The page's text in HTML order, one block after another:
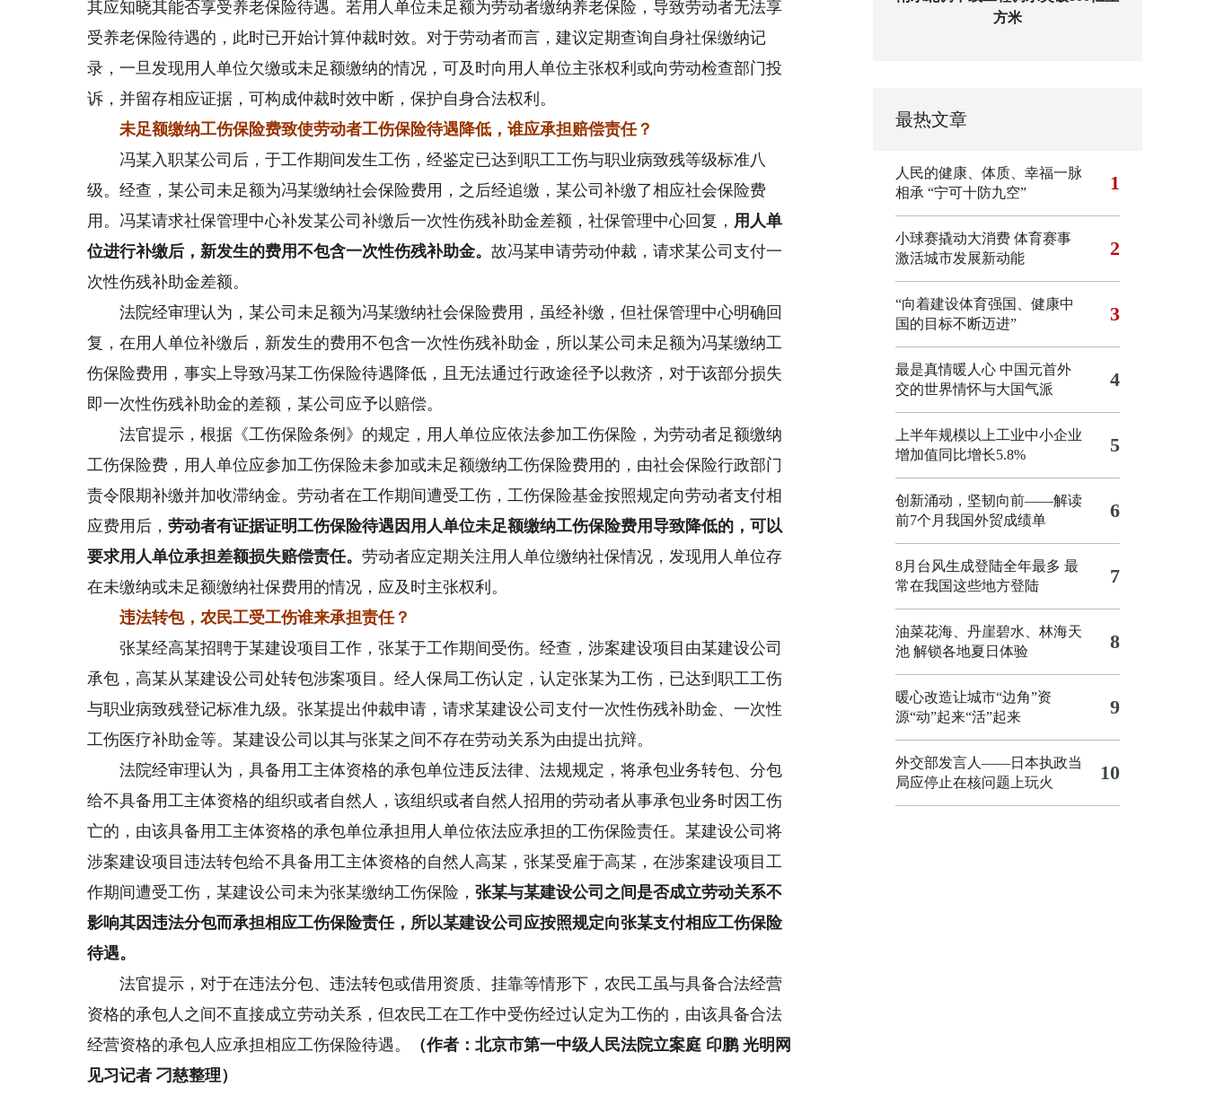
其应知晓其能否享受养老保险待遇。若用人单位未足额为劳动者缴纳养老保险，导致劳动者无法享
受养老保险待遇的，此时已开始计算仲裁时效。对于劳动者而言，建议定期查询自身社保缴纳记
录，一旦发现用人单位欠缴或未足额缴纳的情况，可及时向用人单位主张权利或向劳动检查部门投
诉，并留存相应证据，可构成仲裁时效中断，保护自身合法权利。
未足额缴纳工伤保险费致使劳动者工伤保险待遇降低，谁应承担赔偿责任？
冯某入职某公司后，于工作期间发生工伤，经鉴定已达到职工工伤与职业病致残等级标准八
级。经查，某公司未足额为冯某缴纳社会保险费用，之后经追缴，某公司补缴了相应社会保险费
用。冯某请求社保管理中心补发某公司补缴后一次性伤残补助金差额，社保管理中心回复， 用人单
位进行补缴后，新发生的费用不包含一次性伤残补助金。故冯某申请劳动仲裁，请求某公司支付一
次性伤残补助金差额。
法院经审理认为，某公司未足额为冯某缴纳社会保险费用，虽经补缴，但社保管理中心明确回
复，在用人单位补缴后，新发生的费用不包含一次性伤残补助金，所以某公司未足额为冯某缴纳工
伤保险费用，事实上导致冯某工伤保险待遇降低，且无法通过行政途径予以救济，对于该部分损失
即一次性伤残补助金的差额，某公司应予以赔偿。
法官提示，根据《工伤保险条例》的规定，用人单位应依法参加工伤保险，为劳动者足额缴纳
工伤保险费，用人单位应参加工伤保险未参加或未足额缴纳工伤保险费用的，由社会保险行政部门
责令限期补缴并加收滞纳金。劳动者在工作期间遭受工伤，工伤保险基金按照规定向劳动者支付相
应费用后，劳动者有证据证明工伤保险待遇因用人单位未足额缴纳工伤保险费用导致降低的，可以
要求用人单位承担差额损失赔偿责任。劳动者应定期关注用人单位缴纳社保情况，发现用人单位存
在未缴纳或未足额缴纳社保费用的情况，应及时主张权利。
违法转包，农民工受工伤谁来承担责任？
张某经高某招聘于某建设项目工作，张某于工作期间受伤。经查，涉案建设项目由某建设公司
承包，高某从某建设公司处转包涉案项目。经人保局工伤认定，认定张某为工伤，已达到职工工伤
与职业病致残登记标准九级。张某提出仲裁申请，请求某建设公司支付一次性伤残补助金、一次性
工伤医疗补助金等。某建设公司以其与张某之间不存在劳动关系为由提出抗辩。
法院经审理认为，具备用工主体资格的承包单位违反法律、法规规定，将承包业务转包、分包
给不具备用工主体资格的组织或者自然人，该组织或者自然人招用的劳动者从事承包业务时因工伤
亡的，由该具备用工主体资格的承包单位承担用人单位依法应承担的工伤保险责任。某建设公司将
涉案建设项目违法转包给不具备用工主体资格的自然人高某，张某受雇于高某，在涉案建设项目工
作期间遭受工伤，某建设公司未为张某缴纳工伤保险，张某与某建设公司之间是否成立劳动关系不
影响其因违法分包而承担相应工伤保险责任，所以某建设公司应按照规定向张某支付相应工伤保险
待遇。
法官提示，对于在违法分包、违法转包或借用资质、挂靠等情形下，农民工虽与具备合法经营
资格的承包人之间不直接成立劳动关系，但农民工在工作中受伤经过认定为工伤的，由该具备合法
经营资格的承包人应承担相应工伤保险待遇。
（作者：北京市第一中级人民法院立案庭 印鹏 光明网
见习记者 刁慈整理）
方米
最热文章
人民的健康、体质、幸福一脉
相承 “宁可十防九空” 1
小球赛撬动大消费 体育赛事
激活城市发展新动能
2
“向着建设体育强国、健康中
国的目标不断迈进”
3
最是真情暖人心 中国元首外
交的世界情怀与大国气派
4
上半年规模以上工业中小企业
增加值同比增长5.8%
5
创新涌动，坚韧向前——解读
前7个月我国外贸成绩单
6
8月台风生成登陆全年最多 最
常在我国这些地方登陆
7
油菜花海、丹崖碧水、林海天
池 解锁各地夏日体验
8
暖心改造让城市“边角”资
源“动”起来“活”起来
9
外交部发言人——日本执政当
局应停止在核问题上玩火
10